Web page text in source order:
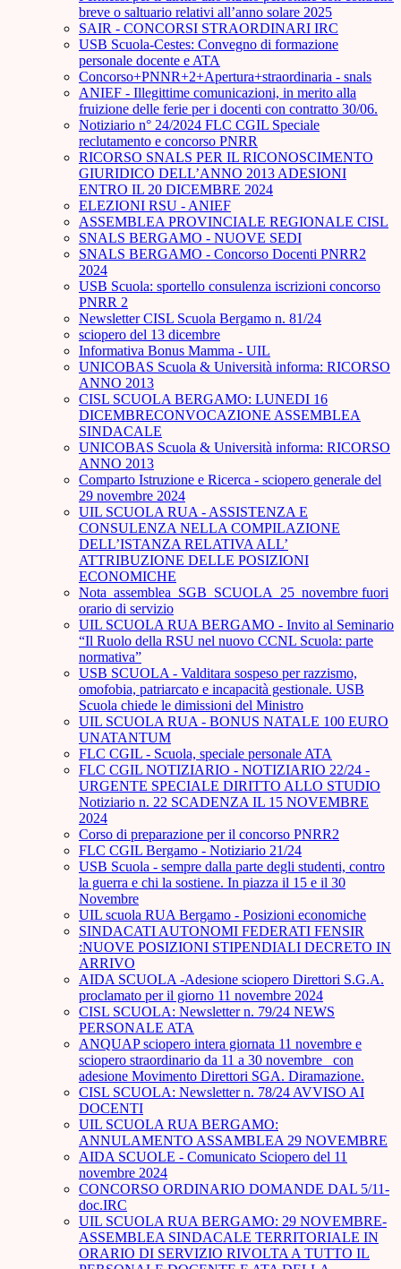
breve o saltuario relativi all’anno solare 2025
SAIR - CONCORSI STRAORDINARI IRC
USB Scuola-Cestes: Convegno di formazione
personale docente e ATA
Concorso+PNNR+2+Apertura+straordinaria - snals
ANIEF - Illegittime comunicazioni, in merito alla
fruizione delle ferie per i docenti con contratto 30/06.
Notiziario n° 24/2024 FLC CGIL Speciale
reclutamento e concorso PNRR
RICORSO SNALS PER IL RICONOSCIMENTO
GIURIDICO DELL’ANNO 2013 ADESIONI
ENTRO IL 20 DICEMBRE 2024
ELEZIONI RSU - ANIEF
ASSEMBLEA PROVINCIALE REGIONALE CISL
SNALS BERGAMO - NUOVE SEDI
SNALS BERGAMO - Concorso Docenti PNRR2
2024
USB Scuola: sportello consulenza iscrizioni concorso
PNRR 2
Newsletter CISL Scuola Bergamo n. 81/24
sciopero del 13 dicembre
Informativa Bonus Mamma - UIL
UNICOBAS Scuola & Università informa: RICORSO
ANNO 2013
CISL SCUOLA BERGAMO: LUNEDI 16
DICEMBRECONVOCAZIONE ASSEMBLEA
SINDACALE
UNICOBAS Scuola & Università informa: RICORSO
ANNO 2013
Comparto Istruzione e Ricerca - sciopero generale del
29 novembre 2024
UIL SCUOLA RUA - ASSISTENZA E
CONSULENZA NELLA COMPILAZIONE
DELL’ISTANZA RELATIVA ALL’
ATTRIBUZIONE DELLE POSIZIONI
ECONOMICHE
Nota_assemblea_SGB_SCUOLA_25_novembre fuori
orario di servizio
UIL SCUOLA RUA BERGAMO - Invito al Seminario
“Il Ruolo della RSU nel nuovo CCNL Scuola: parte
normativa”
USB SCUOLA - Valditara sospeso per razzismo,
omofobia, patriarcato e incapacità gestionale. USB
Scuola chiede le dimissioni del Ministro
UIL SCUOLA RUA - BONUS NATALE 100 EURO
UNATANTUM
FLC CGIL - Scuola, speciale personale ATA
FLC CGIL NOTIZIARIO - NOTIZIARIO 22/24 -
URGENTE SPECIALE DIRITTO ALLO STUDIO
Notiziario n. 22 SCADENZA IL 15 NOVEMBRE
2024
Corso di preparazione per il concorso PNRR2
FLC CGIL Bergamo - Notiziario 21/24
USB Scuola - sempre dalla parte degli studenti, contro
la guerra e chi la sostiene. In piazza il 15 e il 30
Novembre
UIL scuola RUA Bergamo - Posizioni economiche
SINDACATI AUTONOMI FEDERATI FENSIR
:NUOVE POSIZIONI STIPENDIALI DECRETO IN
ARRIVO
AIDA SCUOLA -Adesione sciopero Direttori S.G.A.
proclamato per il giorno 11 novembre 2024
CISL SCUOLA: Newsletter n. 79/24 NEWS
PERSONALE ATA
ANQUAP sciopero intera giornata 11 novembre e
sciopero straordinario da 11 a 30 novembre_ con
adesione Movimento Direttori SGA. Diramazione.
CISL SCUOLA: Newsletter n. 78/24 AVVISO AI
DOCENTI
UIL SCUOLA RUA BERGAMO:
ANNULAMENTO ASSAMBLEA 29 NOVEMBRE
AIDA SCUOLE - Comunicato Sciopero del 11
novembre 2024
CONCORSO ORDINARIO DOMANDE DAL 5/11-
doc.IRC
UIL SCUOLA RUA BERGAMO: 29 NOVEMBRE-
ASSEMBLEA SINDACALE TERRITORIALE IN
ORARIO DI SERVIZIO RIVOLTA A TUTTO IL